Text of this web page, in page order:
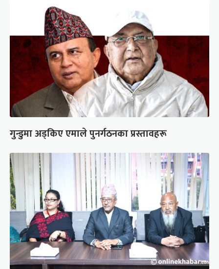
गुन्डुमा अड्किए एमाले पुनर्गठनका प्रस्तावहरू